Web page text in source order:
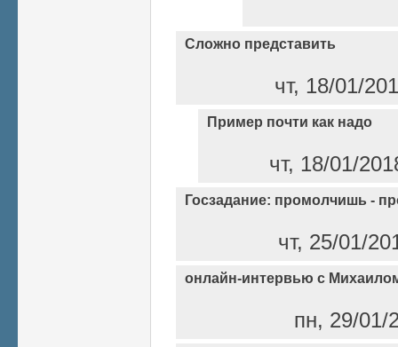
Сложно представить
чт, 18/01/
Пример почти как надо
чт, 18/01/
Госзадание: промолчишь -
чт, 25/01/
онлайн-интервью с
пн, 29/